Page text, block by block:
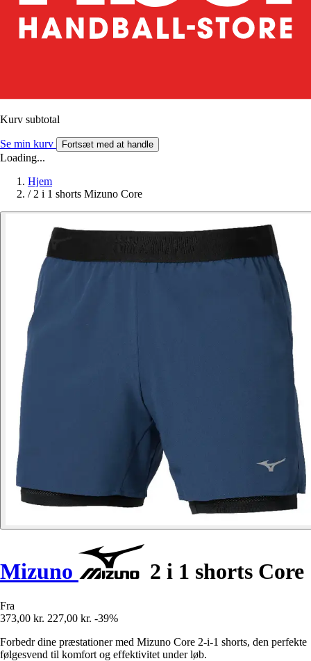
Kurv subtotal
Se min kurv Fortsæt med at handle
Loading...
Hjem
/ 2 i 1 shorts Mizuno Core
Mizuno 2 i 1 shorts Core
Fra
373,00 kr. 227,00 kr. -39%
Forbedr dine præstationer med Mizuno Core 2-i-1 shorts, den perfekte
følgesvend til komfort og effektivitet under løb.